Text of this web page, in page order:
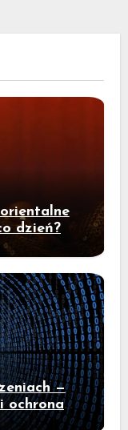
dzień?
—
ochrona